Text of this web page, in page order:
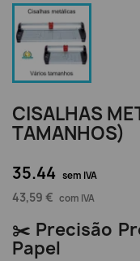
CISALHAS
TAMANHOS)
35.44 sem IVA
43,59 € com IVA
✂️ Precisão
Papel